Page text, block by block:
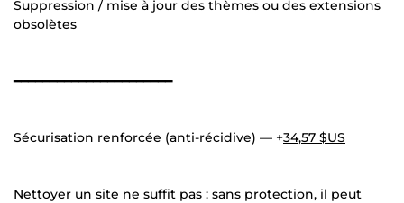
Suppression / mise à jour des thèmes ou des extensions
obsolètes
━━━━━━━━━━━━━━━━━━━━━━
Sécurisation renforcée (anti-récidive) — +34,57 $US
Nettoyer un site ne suffit pas : sans protection, il peut